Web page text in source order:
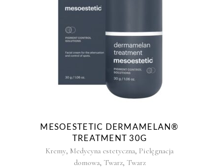
MESOESTETIC DERMAMELAN®
TREATMENT 30G
Kremy, Medycyna estetyczna, Pielęgnacja
domowa, Twarz, Twarz